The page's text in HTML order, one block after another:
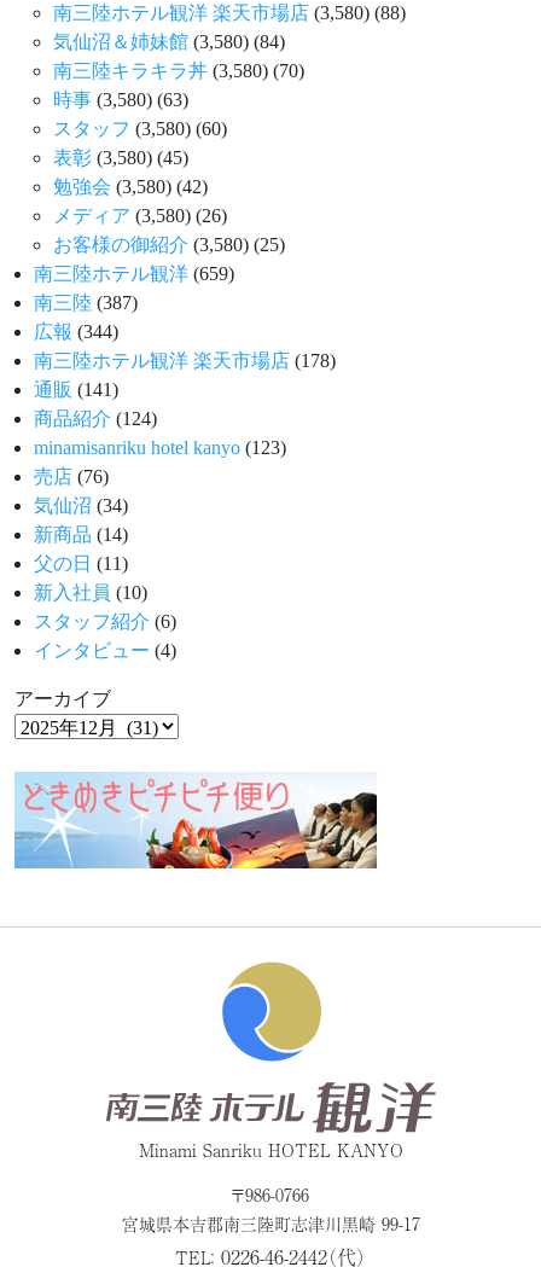
南三陸ホテル観洋 楽天市場店 (3,580) (88)
気仙沼＆姉妹館 (3,580) (84)
南三陸キラキラ丼 (3,580) (70)
時事 (3,580) (63)
スタッフ (3,580) (60)
表彰 (3,580) (45)
勉強会 (3,580) (42)
メディア (3,580) (26)
お客様の御紹介 (3,580) (25)
南三陸ホテル観洋 (659)
南三陸 (387)
広報 (344)
南三陸ホテル観洋 楽天市場店 (178)
通販 (141)
商品紹介 (124)
minamisanriku hotel kanyo (123)
売店 (76)
気仙沼 (34)
新商品 (14)
父の日 (11)
新入社員 (10)
スタッフ紹介 (6)
インタビュー (4)
アーカイブ
Minami Sanriku HOTEL KANYO
〒986-0766
宮城県本吉郡南三陸町志津川黒崎 99-17
TEL： 0226-46-2442（代）